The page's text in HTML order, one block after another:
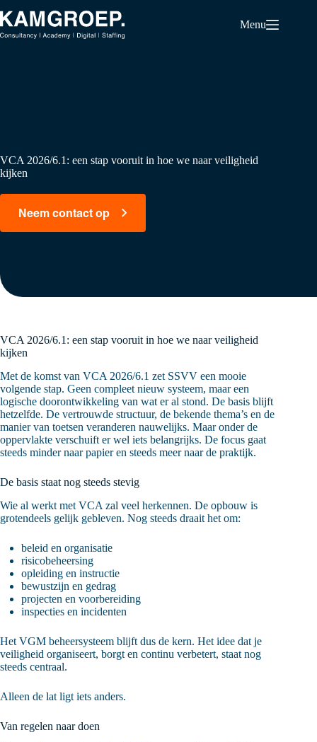
naar
de
Menu
VCA 2026/6.1: een stap vooruit in hoe we naar veiligheid
kijken
Neem contact op
VCA 2026/6.1: een stap vooruit in hoe we naar veiligheid
kijken
Met de komst van VCA 2026/6.1 zet SSVV een mooie
volgende stap. Geen compleet nieuw systeem, maar een
logische doorontwikkeling van wat er al stond. De basis blijft
hetzelfde. De vertrouwde structuur, de bekende thema’s en de
manier van toetsen veranderen nauwelijks. Maar onder de
oppervlakte verschuift er wel iets belangrijks. De focus gaat
steeds minder naar papier en steeds meer naar de praktijk.
De basis staat nog steeds stevig
Wie al werkt met VCA zal veel herkennen. De opbouw is
grotendeels gelijk gebleven. Nog steeds draait het om:
beleid en organisatie
risicobeheersing
opleiding en instructie
bewustzijn en gedrag
projecten en voorbereiding
inspecties en incidenten
Het VGM beheersysteem blijft dus de kern. Het idee dat je
veiligheid organiseert, borgt en continu verbetert, staat nog
steeds centraal.
Alleen de lat ligt iets anders.
Van regelen naar doen